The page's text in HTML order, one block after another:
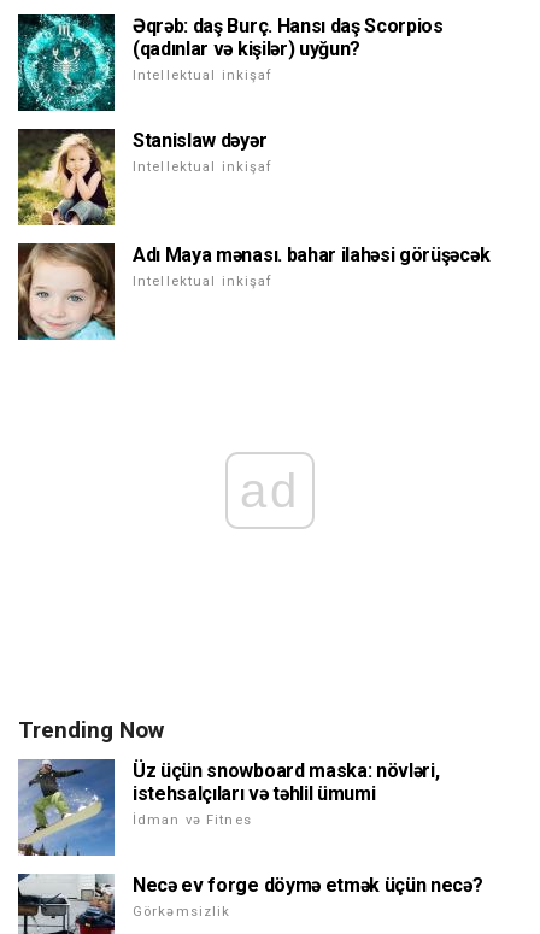
Əqrəb: daş Burç. Hansı daş Scorpios
(qadınlar və kişilər) uyğun?
Intellektual inkişaf
Stanislaw dəyər
Intellektual inkişaf
Adı Maya mənası. bahar ilahəsi görüşəcək
Intellektual inkişaf
ad
Trending Now
Üz üçün snowboard maska: növləri,
istehsalçıları və təhlil ümumi
İdman və Fitnes
Necə ev forge döymə etmək üçün necə?
Görkəmsizlik